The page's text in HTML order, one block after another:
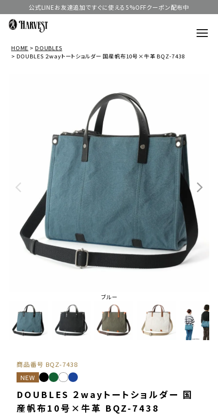
公式LINEお友達追加ですぐに使える5%OFFクーポン配布中
HOME
DOUBLES
DOUBLES ２wayトートショルダー 国産帆布10号×牛革 BQZ-7438
ブルー
商品番号 BQZ-7438
NEW
DOUBLES ２wayトートショルダー 国
産帆布10号×牛革 BQZ-7438